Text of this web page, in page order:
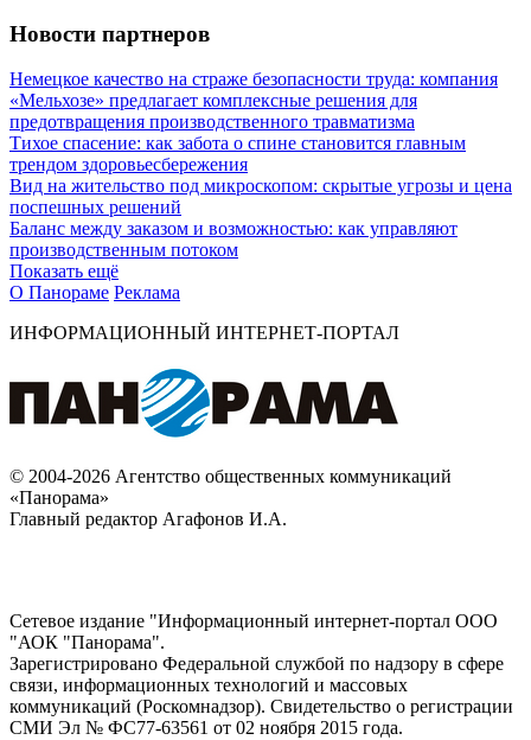
Новости партнеров
Немецкое качество на страже безопасности труда: компания
«Мельхозе» предлагает комплексные решения для
предотвращения производственного травматизма
Тихое спасение: как забота о спине становится главным
трендом здоровьесбережения
Вид на жительство под микроскопом: скрытые угрозы и цена
поспешных решений
Баланс между заказом и возможностью: как управляют
производственным потоком
Показать ещё
О Панораме Реклама
ИНФОРМАЦИОННЫЙ ИНТЕРНЕТ-ПОРТАЛ
© 2004-2026 Агентство общественных коммуникаций
«Панорама»
Главный редактор Агафонов И.А.
Сетевое издание "Информационный интернет-портал ООО
"АОК "Панорама".
Зарегистрировано Федеральной службой по надзору в сфере
связи, информационных технологий и массовых
коммуникаций (Роскомнадзор). Cвидетельство о регистрации
СМИ Эл № ФС77-63561 от 02 ноября 2015 года.